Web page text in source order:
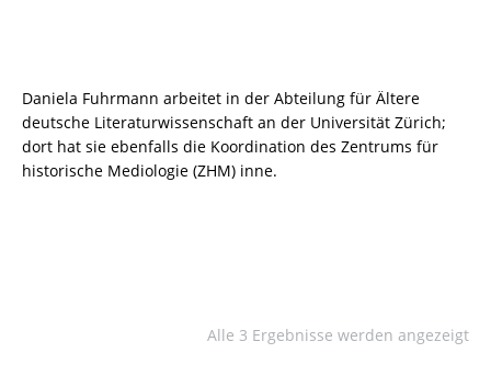
Daniela Fuhrmann arbeitet in der Abteilung für Ältere
deutsche Literaturwissenschaft an der Universität Zürich;
dort hat sie ebenfalls die Koordination des Zentrums für
historische Mediologie (ZHM) inne.
Alle 3 Ergebnisse werden angezeigt